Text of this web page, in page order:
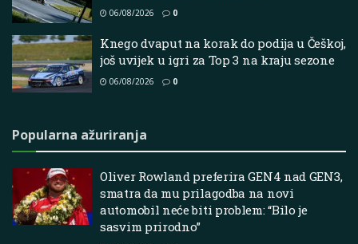
06/08/2026 0
Knego dvaput na korak do podija u Češkoj,
još uvijek u igri za Top 3 na kraju sezone
06/08/2026 0
Popularna ažuriranja
Oliver Rowland preferira GEN4 nad GEN3,
smatra da mu prilagodba na novi
automobil neće biti problem: “Bilo je
sasvim prirodno”